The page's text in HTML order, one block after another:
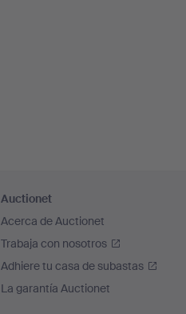
Auctionet
Acerca de Auctionet
Trabaja con nosotros
Adhiere tu casa de subastas
La garantía Auctionet